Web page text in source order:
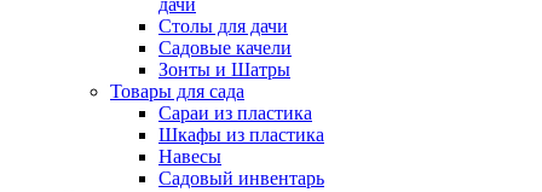
дачи
Столы для дачи
Садовые качели
Зонты и Шатры
Товары для сада
Сараи из пластика
Шкафы из пластика
Навесы
Садовый инвентарь